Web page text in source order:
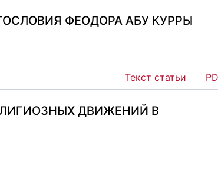
ФЕОДОРА АБУ КУРРЫ
Текст статьи
ДВИЖЕНИЙ В